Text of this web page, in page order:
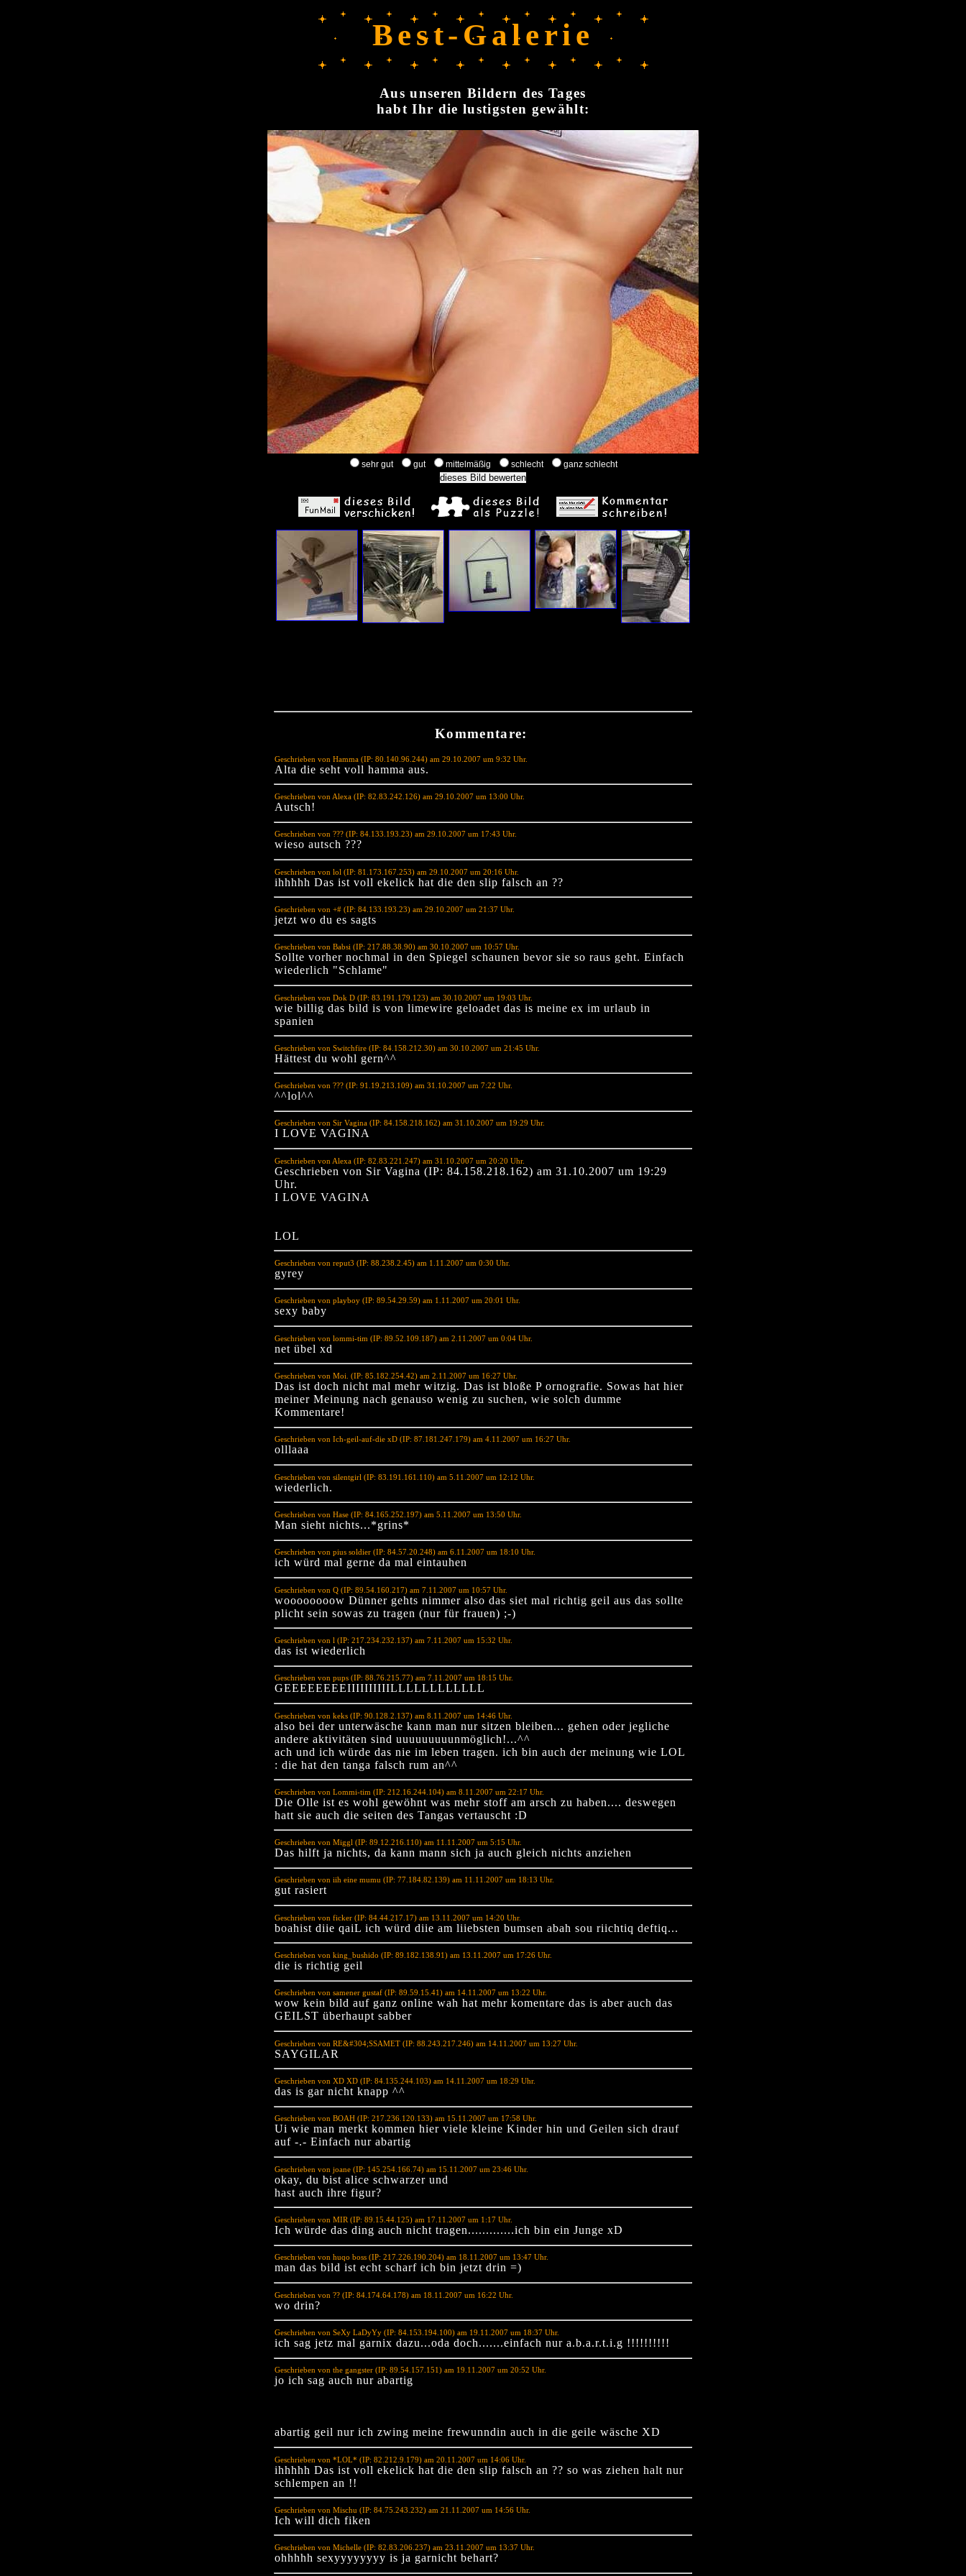
Best-Galerie
Aus unseren Bildern des Tages
habt Ihr die lustigsten gewählt:
sehr gut gut mittelmäßig schlecht ganz schlecht
Kommentare:
Geschrieben von Hamma (IP: 80.140.96.244) am 29.10.2007 um 9:32 Uhr.
Alta die seht voll hamma aus.
Geschrieben von Alexa (IP: 82.83.242.126) am 29.10.2007 um 13:00 Uhr.
Autsch!
Geschrieben von ??? (IP: 84.133.193.23) am 29.10.2007 um 17:43 Uhr.
wieso autsch ???
Geschrieben von lol (IP: 81.173.167.253) am 29.10.2007 um 20:16 Uhr.
ihhhhh Das ist voll ekelick hat die den slip falsch an ??
Geschrieben von +# (IP: 84.133.193.23) am 29.10.2007 um 21:37 Uhr.
jetzt wo du es sagts
Geschrieben von Babsi (IP: 217.88.38.90) am 30.10.2007 um 10:57 Uhr.
Sollte vorher nochmal in den Spiegel schaunen bevor sie so raus geht. Einfach
wiederlich "Schlame"
Geschrieben von Dok D (IP: 83.191.179.123) am 30.10.2007 um 19:03 Uhr.
wie billig das bild is von limewire geloadet das is meine ex im urlaub in
spanien
Geschrieben von Switchfire (IP: 84.158.212.30) am 30.10.2007 um 21:45 Uhr.
Hättest du wohl gern^^
Geschrieben von ??? (IP: 91.19.213.109) am 31.10.2007 um 7:22 Uhr.
^^lol^^
Geschrieben von Sir Vagina (IP: 84.158.218.162) am 31.10.2007 um 19:29 Uhr.
I LOVE VAGINA
Geschrieben von Alexa (IP: 82.83.221.247) am 31.10.2007 um 20:20 Uhr.
Geschrieben von Sir Vagina (IP: 84.158.218.162) am 31.10.2007 um 19:29
Uhr.
I LOVE VAGINA
LOL
Geschrieben von reput3 (IP: 88.238.2.45) am 1.11.2007 um 0:30 Uhr.
gyrey
Geschrieben von playboy (IP: 89.54.29.59) am 1.11.2007 um 20:01 Uhr.
sexy baby
Geschrieben von lommi-tim (IP: 89.52.109.187) am 2.11.2007 um 0:04 Uhr.
net übel xd
Geschrieben von Moi. (IP: 85.182.254.42) am 2.11.2007 um 16:27 Uhr.
Das ist doch nicht mal mehr witzig. Das ist bloße P ornografie. Sowas hat hier
meiner Meinung nach genauso wenig zu suchen, wie solch dumme
Kommentare!
Geschrieben von Ich-geil-auf-die xD (IP: 87.181.247.179) am 4.11.2007 um 16:27 Uhr.
olllaaa
Geschrieben von silentgirl (IP: 83.191.161.110) am 5.11.2007 um 12:12 Uhr.
wiederlich.
Geschrieben von Hase (IP: 84.165.252.197) am 5.11.2007 um 13:50 Uhr.
Man sieht nichts...*grins*
Geschrieben von pius soldier (IP: 84.57.20.248) am 6.11.2007 um 18:10 Uhr.
ich würd mal gerne da mal eintauhen
Geschrieben von Q (IP: 89.54.160.217) am 7.11.2007 um 10:57 Uhr.
woooooooow Dünner gehts nimmer also das siet mal richtig geil aus das sollte
plicht sein sowas zu tragen (nur für frauen) ;-)
Geschrieben von l (IP: 217.234.232.137) am 7.11.2007 um 15:32 Uhr.
das ist wiederlich
Geschrieben von pups (IP: 88.76.215.77) am 7.11.2007 um 18:15 Uhr.
GEEEEEEEEIIIIIIIIIILLLLLLLLLLLL
Geschrieben von keks (IP: 90.128.2.137) am 8.11.2007 um 14:46 Uhr.
also bei der unterwäsche kann man nur sitzen bleiben... gehen oder jegliche
andere aktivitäten sind uuuuuuuuunmöglich!...^^
ach und ich würde das nie im leben tragen. ich bin auch der meinung wie LOL
: die hat den tanga falsch rum an^^
Geschrieben von Lommi-tim (IP: 212.16.244.104) am 8.11.2007 um 22:17 Uhr.
Die Olle ist es wohl gewöhnt was mehr stoff am arsch zu haben.... deswegen
hatt sie auch die seiten des Tangas vertauscht :D
Geschrieben von Miggl (IP: 89.12.216.110) am 11.11.2007 um 5:15 Uhr.
Das hilft ja nichts, da kann mann sich ja auch gleich nichts anziehen
Geschrieben von iih eine mumu (IP: 77.184.82.139) am 11.11.2007 um 18:13 Uhr.
gut rasiert
Geschrieben von ficker (IP: 84.44.217.17) am 13.11.2007 um 14:20 Uhr.
boahist diie qaiL ich würd diie am liiebsten bumsen abah sou riichtiq deftiq...
Geschrieben von king_bushido (IP: 89.182.138.91) am 13.11.2007 um 17:26 Uhr.
die is richtig geil
Geschrieben von samener gustaf (IP: 89.59.15.41) am 14.11.2007 um 13:22 Uhr.
wow kein bild auf ganz online wah hat mehr komentare das is aber auch das
GEILST überhaupt sabber
Geschrieben von RE&#304;SSAMET (IP: 88.243.217.246) am 14.11.2007 um 13:27 Uhr.
SAYGILAR
Geschrieben von XD XD (IP: 84.135.244.103) am 14.11.2007 um 18:29 Uhr.
das is gar nicht knapp ^^
Geschrieben von BOAH (IP: 217.236.120.133) am 15.11.2007 um 17:58 Uhr.
Ui wie man merkt kommen hier viele kleine Kinder hin und Geilen sich drauf
auf -.- Einfach nur abartig
Geschrieben von joane (IP: 145.254.166.74) am 15.11.2007 um 23:46 Uhr.
okay, du bist alice schwarzer und
hast auch ihre figur?
Geschrieben von MIR (IP: 89.15.44.125) am 17.11.2007 um 1:17 Uhr.
Ich würde das ding auch nicht tragen.............ich bin ein Junge xD
Geschrieben von huqo boss (IP: 217.226.190.204) am 18.11.2007 um 13:47 Uhr.
man das bild ist echt scharf ich bin jetzt drin =)
Geschrieben von ?? (IP: 84.174.64.178) am 18.11.2007 um 16:22 Uhr.
wo drin?
Geschrieben von SeXy LaDyYy (IP: 84.153.194.100) am 19.11.2007 um 18:37 Uhr.
ich sag jetz mal garnix dazu...oda doch.......einfach nur a.b.a.r.t.i.g !!!!!!!!!!
Geschrieben von the gangster (IP: 89.54.157.151) am 19.11.2007 um 20:52 Uhr.
jo ich sag auch nur abartig
abartig geil nur ich zwing meine frewunndin auch in die geile wäsche XD
Geschrieben von *LOL* (IP: 82.212.9.179) am 20.11.2007 um 14:06 Uhr.
ihhhhh Das ist voll ekelick hat die den slip falsch an ?? so was ziehen halt nur
schlempen an !!
Geschrieben von Mischu (IP: 84.75.243.232) am 21.11.2007 um 14:56 Uhr.
Ich will dich fiken
Geschrieben von Michelle (IP: 82.83.206.237) am 23.11.2007 um 13:37 Uhr.
ohhhhh sexyyyyyyyy is ja garnicht behart?